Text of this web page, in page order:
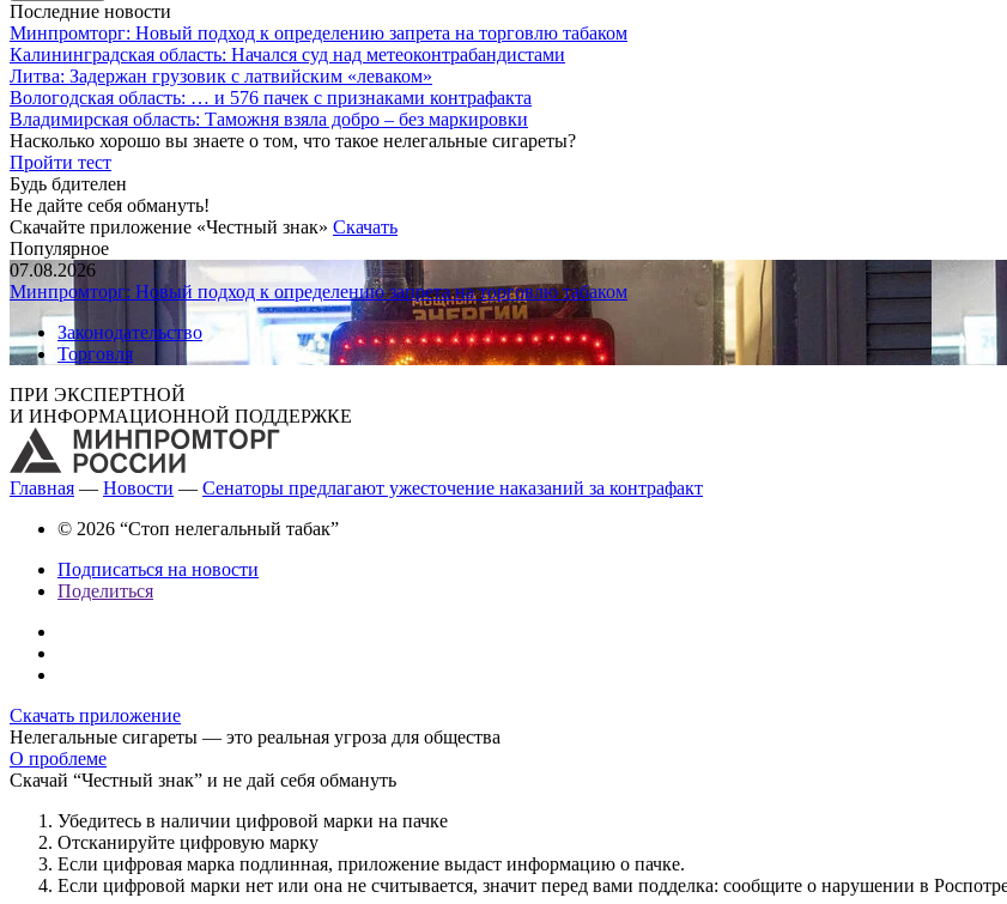
Последние новости
Минпромторг: Новый подход к определению запрета на торговлю табаком
Калининградская область: Начался суд над метеоконтрабандистами
Литва: Задержан грузовик с латвийским «леваком»
Вологодская область: … и 576 пачек с признаками контрафакта
Владимирская область: Таможня взяла добро – без маркировки
Насколько хорошо вы знаете о том, что такое нелегальные сигареты?
Пройти тест
Будь бдителен
Не дайте себя обмануть!
Скачайте приложение «Честный знак» Скачать
Популярное
07.08.2026
Минпромторг: Новый подход к определению запрета на торговлю табаком
Законодательство
Торговля
ПРИ ЭКСПЕРТНОЙ
И ИНФОРМАЦИОННОЙ ПОДДЕРЖКЕ
Главная — Новости — Сенаторы предлагают ужесточение наказаний за контрафакт
© 2026 “Стоп нелегальный табак”
Подписаться на новости
Поделиться
Скачать приложение
Нелегальные сигареты — это реальная угроза для общества
О проблеме
Скачай “Честный знак” и не дай себя обмануть
Убедитесь в наличии цифровой марки на пачке
Отсканируйте цифровую марку
Если цифровая марка подлинная, приложение выдаст информацию о пачке.
Если цифровой марки нет или она не считывается, значит перед вами подделка: сообщите о нарушении в